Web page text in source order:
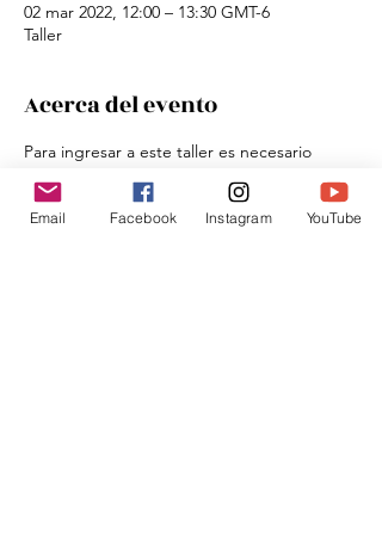
02 mar 2022, 12:00 – 13:30 GMT-6
Taller
Acerca del evento
Para ingresar a este taller es necesario
realizar este registro:
https://forms.gle/3JGZm98pUYi9qwWE9
Email Facebook Instagram YouTube